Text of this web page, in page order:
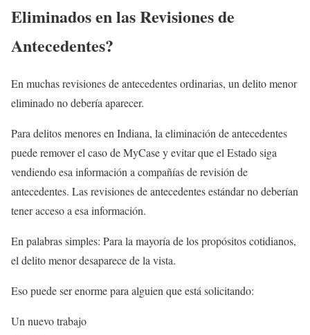
Eliminados en las Revisiones de
Antecedentes?
En muchas revisiones de antecedentes ordinarias, un delito menor
eliminado no debería aparecer.
Para delitos menores en Indiana, la eliminación de antecedentes
puede remover el caso de MyCase y evitar que el Estado siga
vendiendo esa información a compañías de revisión de
antecedentes. Las revisiones de antecedentes estándar no deberían
tener acceso a esa información.
En palabras simples: Para la mayoría de los propósitos cotidianos,
el delito menor desaparece de la vista.
Eso puede ser enorme para alguien que está solicitando:
Un nuevo trabajo